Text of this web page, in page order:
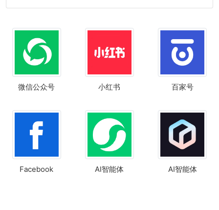
微信公众号 小红书 百家号
Facebook AI智能体 AI智能体